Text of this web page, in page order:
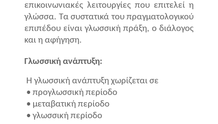
επικοινωνιακές λειτουργίες που επιτελεί η
γλώσσα. Τα συστατικά του πραγματολογικού
επιπέδου είναι γλωσσική πράξη, ο διάλογος
και η αφήγηση.
Γλωσσική ανάπτυξη:
Η γλωσσική ανάπτυξη χωρίζεται σε
• προγλωσσική περίοδο
• μεταβατική περίοδο
• γλωσσική περίοδο